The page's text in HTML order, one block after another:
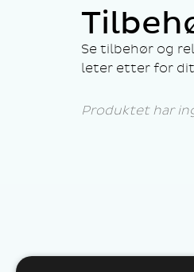
Se tilbehør og
leter etter for
Produktet har